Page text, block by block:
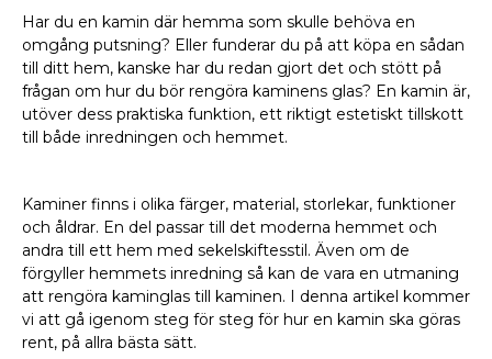
Har du en kamin där hemma som skulle behöva en
omgång putsning? Eller funderar du på att köpa en sådan
till ditt hem, kanske har du redan gjort det och stött på
frågan om hur du bör rengöra kaminens glas? En kamin är,
utöver dess praktiska funktion, ett riktigt estetiskt tillskott
till både inredningen och hemmet.
Kaminer finns i olika färger, material, storlekar, funktioner
och åldrar. En del passar till det moderna hemmet och
andra till ett hem med sekelskiftesstil. Även om de
förgyller hemmets inredning så kan de vara en utmaning
att rengöra kaminglas till kaminen. I denna artikel kommer
vi att gå igenom steg för steg för hur en kamin ska göras
rent, på allra bästa sätt.